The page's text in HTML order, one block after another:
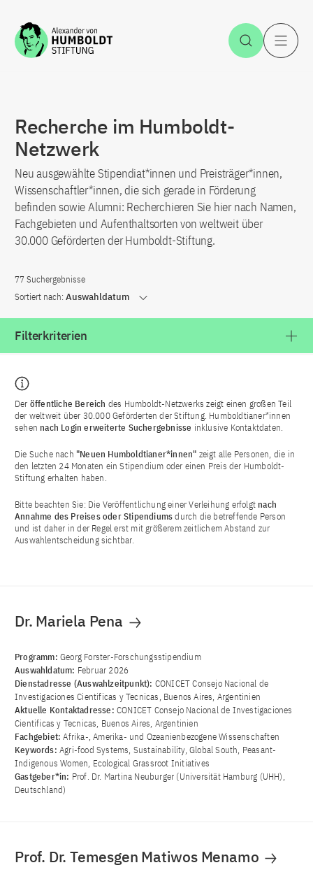
Zum Inhalt springen Suche
Recherche im Humboldt-
Netzwerk
Neu ausgewählte Stipendiat*innen und Preisträger*innen,
Wissenschaftler*innen, die sich gerade in Förderung
befinden sowie Alumni: Recherchieren Sie hier nach Namen,
Fachgebieten und Aufenthaltsorten von weltweit über
30.000 Geförderten der Humboldt-Stiftung.
77 Suchergebnisse
Sortiert nach: Auswahldatum
Filterkriterien
Der öffentliche Bereich des Humboldt-Netzwerks zeigt einen großen Teil
der weltweit über 30.000 Geförderten der Stiftung. Humboldtianer*innen
sehen nach Login erweiterte Suchergebnisse inklusive Kontaktdaten.
Die Suche nach "Neuen Humboldtianer*innen" zeigt alle Personen, die in
den letzten 24 Monaten ein Stipendium oder einen Preis der Humboldt-
Stiftung erhalten haben.
Bitte beachten Sie: Die Veröffentlichung einer Verleihung erfolgt nach
Annahme des Preises oder Stipendiumsdurch die betreffende Person
und ist daher in der Regel erst mit größerem zeitlichem Abstand zur
Auswahlentscheidung sichtbar.
Dr. Mariela Pena
Programm: Georg Forster-Forschungsstipendium
Auswahldatum: Februar 2026
Dienstadresse (Auswahlzeitpunkt): CONICET Consejo Nacional de
Investigaciones Cientificas y Tecnicas, Buenos Aires, Argentinien
Aktuelle Kontaktadresse: CONICET Consejo Nacional de Investigaciones
Cientificas y Tecnicas, Buenos Aires, Argentinien
Fachgebiet:Afrika-, Amerika- und Ozeanienbezogene Wissenschaften
Keywords: Agri-food Systems, Sustainability, Global South, Peasant-
Indigenous Women, Ecological Grassroot Initiatives
Gastgeber*in: Prof. Dr. Martina Neuburger (Universität Hamburg (UHH),
Deutschland)
Prof. Dr. Temesgen Matiwos Menamo